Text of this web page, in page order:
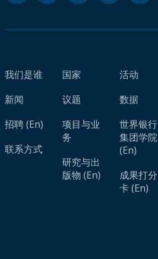
我们是谁
新闻
招聘 (En)
联系方式
国家
议题
项目与业
务
研究与出
版物 (En)
活动
数据
世界银行
集团学院
(En)
成果打分
卡 (En)